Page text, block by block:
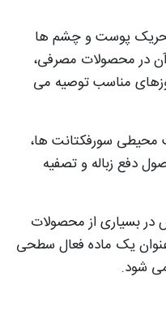
پوست و چشم ها
آن در محصولات مصرفی،
مناسب توصیه می
محیطی سورفکتانت ها،
دفع زباله و تصفیه
بسیاری از محصولات
یک ماده فعال سطحی
شود.